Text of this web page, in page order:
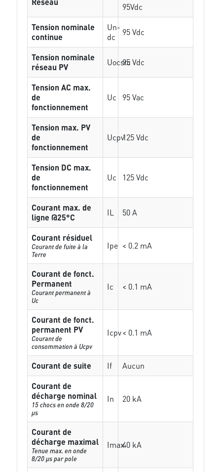
95Vdc
Tension nominale
continue
Un-
dc
95 Vdc
Tension nominale
réseau PV
Uocstc95 Vdc
Tension AC max.
de
fonctionnement
Uc 95 Vac
Tension max. PV
de
fonctionnement
Ucpv125 Vdc
Tension DC max.
de
fonctionnement
Uc 125 Vdc
Courant max. de
ligne @25°C
IL 50 A
Courant résiduel
Courant de fuite à la
Terre
Ipe < 0.2 mA
Courant de fonct.
Permanent
Courant permanent à
Uc
Ic < 0.1 mA
Courant de fonct.
permanent PV
Courant de
consommation à Ucpv
Icpv< 0.1 mA
Courant de suite If
Aucun
Courant de
décharge nominal
15 chocs en onde 8/20
µs
In 20 kA
Courant de
décharge maximal
Tenue max. en onde
8/20 µs par pole
Imax40 kA